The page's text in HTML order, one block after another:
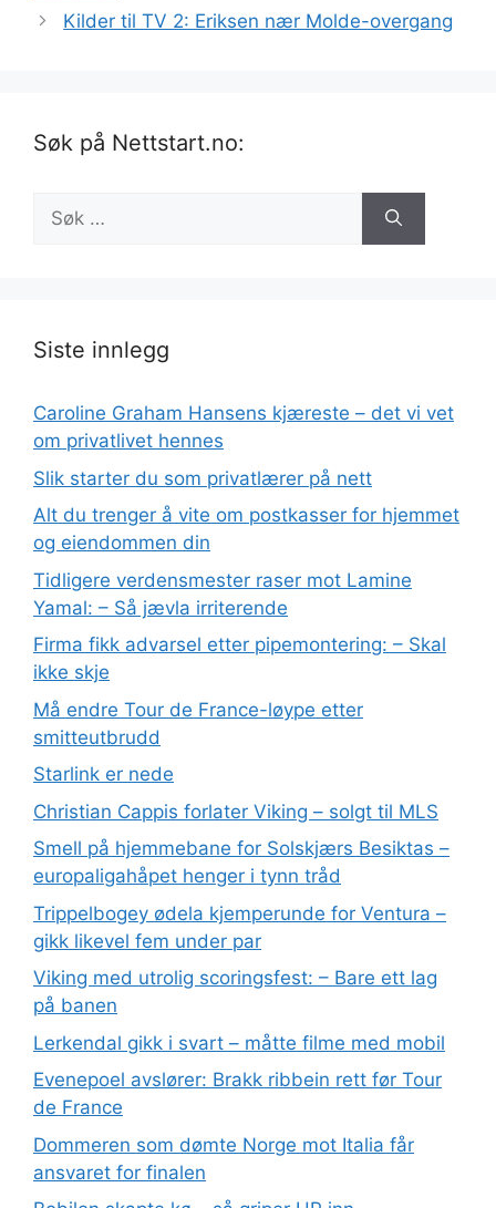
Kilder til TV 2: Eriksen nær Molde-overgang
Søk på Nettstart.no:
Søk
etter:
Siste innlegg
Caroline Graham Hansens kjæreste – det vi vet
om privatlivet hennes
Slik starter du som privatlærer på nett
Alt du trenger å vite om postkasser for hjemmet
og eiendommen din
Tidligere verdensmester raser mot Lamine
Yamal: – Så jævla irriterende
Firma fikk advarsel etter pipemontering: – Skal
ikke skje
Må endre Tour de France-løype etter
smitteutbrudd
Starlink er nede
Christian Cappis forlater Viking – solgt til MLS
Smell på hjemmebane for Solskjærs Besiktas –
europaligahåpet henger i tynn tråd
Trippelbogey ødela kjemperunde for Ventura –
gikk likevel fem under par
Viking med utrolig scoringsfest: – Bare ett lag
på banen
Lerkendal gikk i svart – måtte filme med mobil
Evenepoel avslører: Brakk ribbein rett før Tour
de France
Dommeren som dømte Norge mot Italia får
ansvaret for finalen